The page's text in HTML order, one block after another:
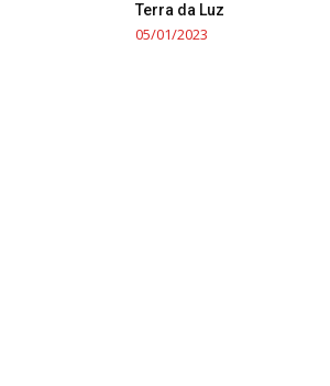
Terra da Luz
05/01/2023